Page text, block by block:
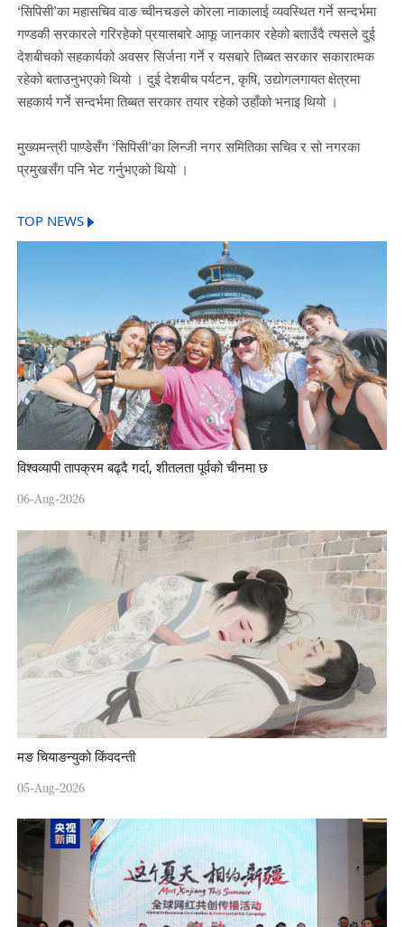
‘सिपिसी’का महासचिव वाङ च्वीनचङले कोरला नाकालाई व्यवस्थित गर्ने सन्दर्भमा
गण्डकी सरकारले गरिरहेको प्रयासबारे आफू जानकार रहेको बताउँदै त्यसले दुई
देशबीचको सहकार्यको अवसर सिर्जना गर्ने र यसबारे तिब्बत सरकार सकारात्मक
रहेको बताउनुभएको थियो । दुई देशबीच पर्यटन, कृषि, उद्योगलगायत क्षेत्रमा
सहकार्य गर्ने सन्दर्भमा तिब्बत सरकार तयार रहेको उहाँको भनाइ थियो ।
मुख्यमन्त्री पाण्डेसँग ‘सिपिसी’का लिन्जी नगर समितिका सचिव र सो नगरका
प्रमुखसँग पनि भेट गर्नुभएको थियो ।
TOP NEWS
विश्वव्यापी तापक्रम बढ्दै गर्दा, शीतलता पूर्वको चीनमा छ
06-Aug-2026
मङ चियाङन्युको किंवदन्ती
05-Aug-2026